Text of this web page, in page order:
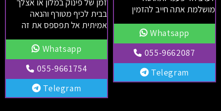
מושלמת אתה חייב להזמין
Whatsapp
055-9662087
Telegram
בבית לכיף מטורף והנאה
אמיתית אל תפספס את זה
Whatsapp
055-9661754
Telegram